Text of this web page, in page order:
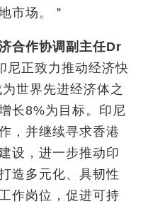
市场。＂
合作协调副主任Dr
尼正致力推动经济快
世界先进经济体之
长8%为 目标。印尼
，并继续寻求香港
设，进一步推动印
造多元化、具韧性
作岗位，促进可持